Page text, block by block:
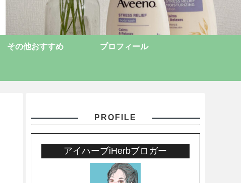
その他おすすめ プロフィール
PROFILE
アイハーブiHerbブロガー